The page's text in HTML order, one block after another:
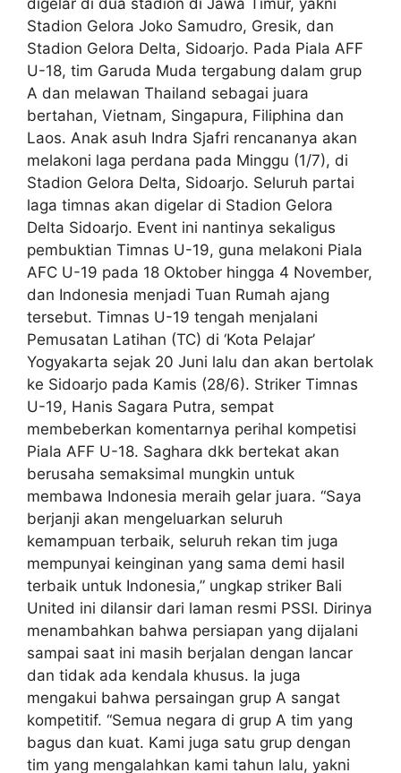
Stadion Gelora Joko Samudro, Gresik, dan
Stadion Gelora Delta, Sidoarjo. Pada Piala AFF
U-18, tim Garuda Muda tergabung dalam grup
A dan melawan Thailand sebagai juara
bertahan, Vietnam, Singapura, Filiphina dan
Laos. Anak asuh Indra Sjafri rencananya akan
melakoni laga perdana pada Minggu (1/7), di
Stadion Gelora Delta, Sidoarjo. Seluruh partai
laga timnas akan digelar di Stadion Gelora
Delta Sidoarjo. Event ini nantinya sekaligus
pembuktian Timnas U-19, guna melakoni Piala
AFC U-19 pada 18 Oktober hingga 4 November,
dan Indonesia menjadi Tuan Rumah ajang
tersebut. Timnas U-19 tengah menjalani
Pemusatan Latihan (TC) di ‘Kota Pelajar’
Yogyakarta sejak 20 Juni lalu dan akan bertolak
ke Sidoarjo pada Kamis (28/6). Striker Timnas
U-19, Hanis Sagara Putra, sempat
membeberkan komentarnya perihal kompetisi
Piala AFF U-18. Saghara dkk bertekat akan
berusaha semaksimal mungkin untuk
membawa Indonesia meraih gelar juara. “Saya
berjanji akan mengeluarkan seluruh
kemampuan terbaik, seluruh rekan tim juga
mempunyai keinginan yang sama demi hasil
terbaik untuk Indonesia,” ungkap striker Bali
United ini dilansir dari laman resmi PSSI. Dirinya
menambahkan bahwa persiapan yang dijalani
sampai saat ini masih berjalan dengan lancar
dan tidak ada kendala khusus. Ia juga
mengakui bahwa persaingan grup A sangat
kompetitif. “Semua negara di grup A tim yang
bagus dan kuat. Kami juga satu grup dengan
tim yang mengalahkan kami tahun lalu, yakni